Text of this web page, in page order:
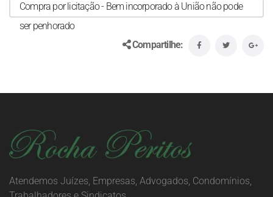
Compra por licitação - Bem incorporado à União não pode
ser penhorado
Compartilhe:
Atendemos Juízes, Empresas, Advogados, Condomínios,